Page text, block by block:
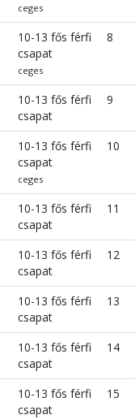
ceges
10-13 fős férfi
csapat
ceges
8
10-13 fős férfi
csapat
9
10-13 fős férfi
csapat
ceges
10
10-13 fős férfi
csapat
11
10-13 fős férfi
csapat
12
10-13 fős férfi
csapat
13
10-13 fős férfi
csapat
14
10-13 fős férfi
csapat
15